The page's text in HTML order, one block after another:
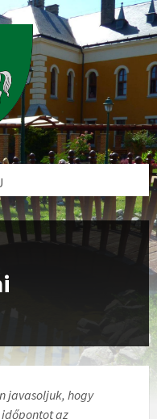
javasoljuk, hogy
az